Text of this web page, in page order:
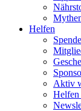
Helfen
Aktiv